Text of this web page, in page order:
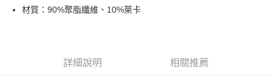
悠遊付
材質：90%聚脂纖維、10%萊卡
詳細說明 相關推薦